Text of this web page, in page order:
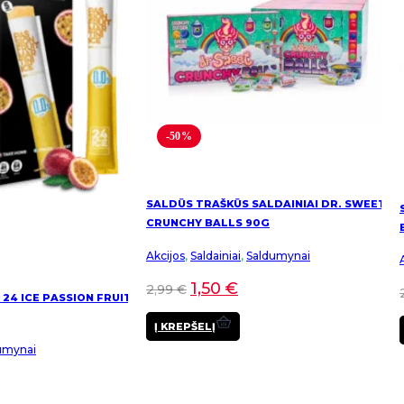
chosen
on
the
product
page
chosen
on
the
product
page
ICE PASSION FRUIT
-50%
SALDŪS TRAŠKŪS SALDAINIAI DR. SWEET
CRUNCHY BALLS 90G
Akcijos, Saldainiai, Saldumynai
2,99€ 1,50 €
Į KREPŠELĮ